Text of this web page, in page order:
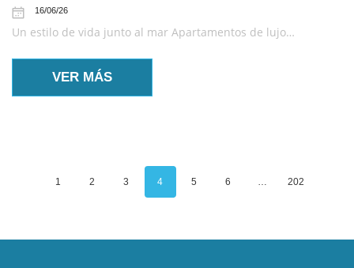
16/06/26
Un estilo de vida junto al mar Apartamentos de lujo…
VER MÁS
1 2 3 4 5 6 … 202